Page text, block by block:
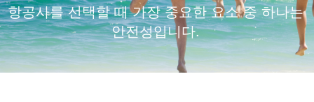
항공사를 선택할 때 가장 중요한 요소 중 하나는
안전성입니다.